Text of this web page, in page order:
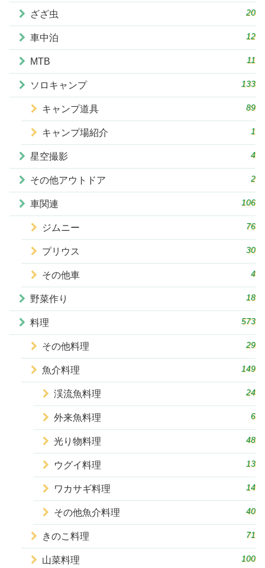
ざざ虫 20
車中泊 12
MTB 11
ソロキャンプ 133
キャンプ道具 89
キャンプ場紹介 1
星空撮影 4
その他アウトドア 2
車関連 106
ジムニー 76
プリウス 30
その他車 4
野菜作り 18
料理 573
その他料理 29
魚介料理 149
渓流魚料理 24
外来魚料理 6
光り物料理 48
ウグイ料理 13
ワカサギ料理 14
その他魚介料理 40
きのこ料理 71
山菜料理 100